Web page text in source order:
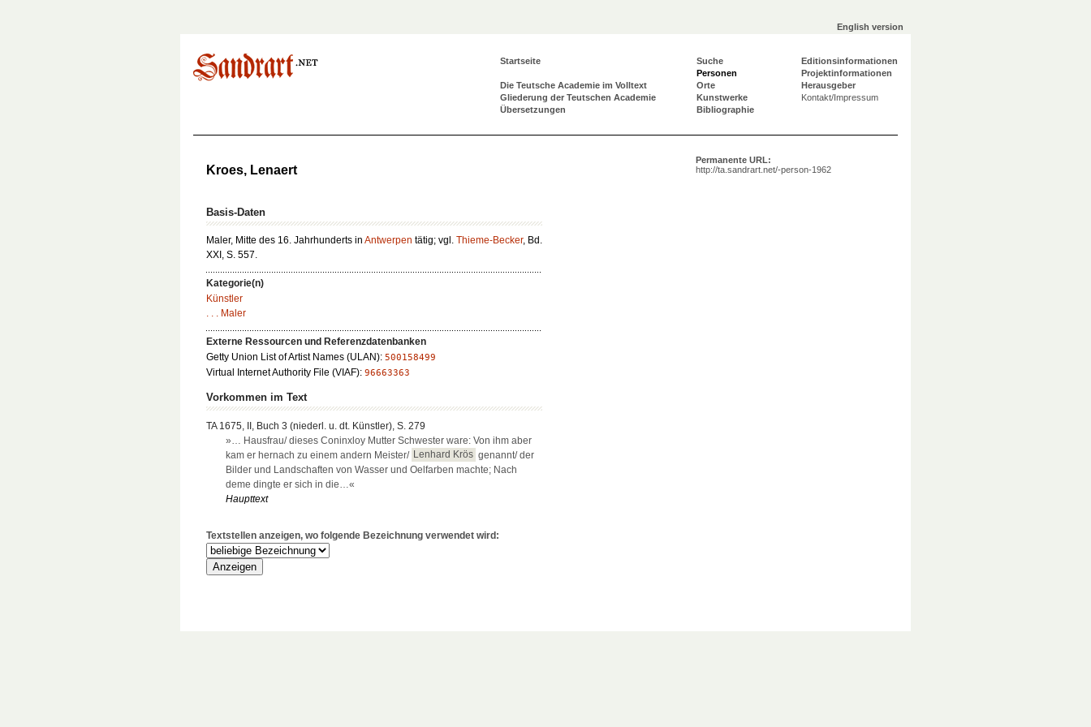
English version
Startseite
Die Teutsche Academie im Volltext
Gliederung der Teutschen Academie
Übersetzungen
Suche
Personen
Orte
Kunstwerke
Bibliographie
Editionsinformationen
Projektinformationen
Herausgeber
Kontakt/Impressum
Permanente URL:
http://ta.sandrart.net/-person-1962
Kroes, Lenaert
Basis-Daten
Maler, Mitte des 16. Jahrhunderts in Antwerpen tätig; vgl. Thieme-Becker, Bd.
XXI, S. 557.
Kategorie(n)
Künstler
. . . Maler
Externe Ressourcen und Referenzdatenbanken
Getty Union List of Artist Names (ULAN): 500158499
Virtual Internet Authority File (VIAF): 96663363
Vorkommen im Text
TA 1675, II, Buch 3 (niederl. u. dt. Künstler), S. 279
»… Hausfrau/ dieses Coninxloy Mutter Schwester ware: Von ihm aber
kam er hernach zu einem andern Meister/ Lenhard Krös genannt/ der
Bilder und Landschaften von Wasser und Oelfarben machte; Nach
deme dingte er sich in die…«
Haupttext
Textstellen anzeigen, wo folgende Bezeichnung verwendet wird: